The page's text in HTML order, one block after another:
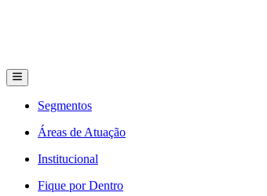
Segmentos
Áreas de Atuação
Institucional
Fique por Dentro